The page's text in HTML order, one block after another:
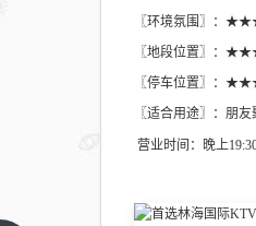
〖环境氛围〗
〖地段位置〗
〖停车位置〗
〖适合用途〗：朋
营业时间：晚上